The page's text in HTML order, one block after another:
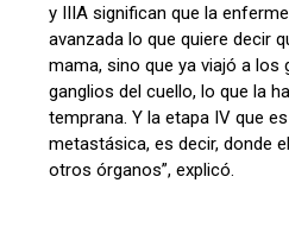
y IIIA significan que la
avanzada lo que quiere decir
mama, sino que ya viajó a los
ganglios del cuello, lo que la
temprana. Y la etapa IV que
metastásica, es decir, donde
otros órganos”, explicó.